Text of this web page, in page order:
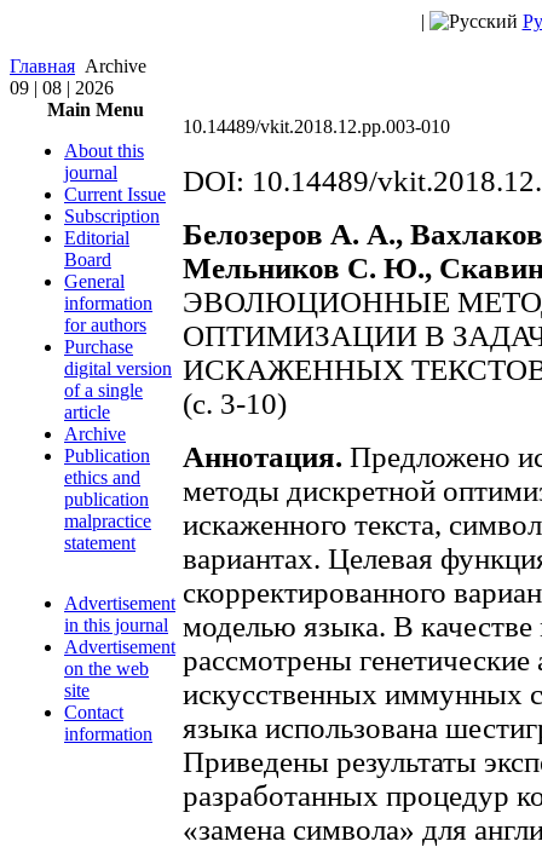
|
Главная Archive
09 | 08 | 2026
Main Menu
About this
journal
Current Issue
Subscription
Editorial
Board
General
information
for authors
Purchase
digital version
of a single
article
Archive
Publication
ethics and
publication
malpractice
statement
Advertisement
in this journal
Advertisement
on the web
site
Contact
information
10.14489/vkit.2018.12.pp.003-010
DOI: 10.14489/
Белозеров А. А.,
Мельников С. Ю.,
ЭВОЛЮЦИОННЫЕ
ОПТИМИЗАЦИИ В
ИСКАЖЕННЫХ
(с. 3-10)
Аннотация. Предложено
методы дискретной
искаженного текста,
вариантах. Целевая
скорректированного
моделью языка. В
рассмотрены
искусственных иммунных
языка использована
Приведены результаты
разработанных процедур
«замена символа» для